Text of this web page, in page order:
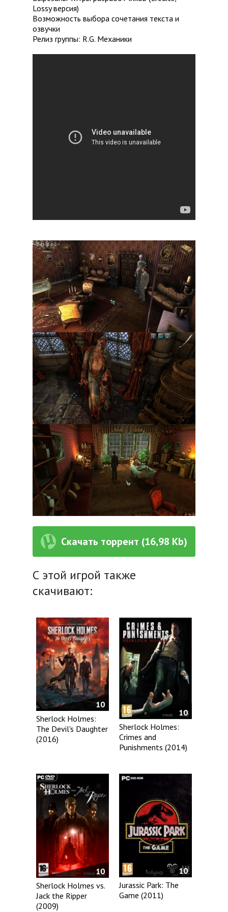
Lossy версия)
Возможность выбора сочетания текста и
озвучки
Релиз группы: R.G. Механики
Скачать торрент (16,98 Kb)
С этой игрой также
скачивают:
10
Sherlock Holmes:
The Devil's Daughter
(2016)
10
Sherlock Holmes:
Crimes and
Punishments (2014)
10
Sherlock Holmes vs.
Jack the Ripper
(2009)
10
Jurassic Park: The
Game (2011)